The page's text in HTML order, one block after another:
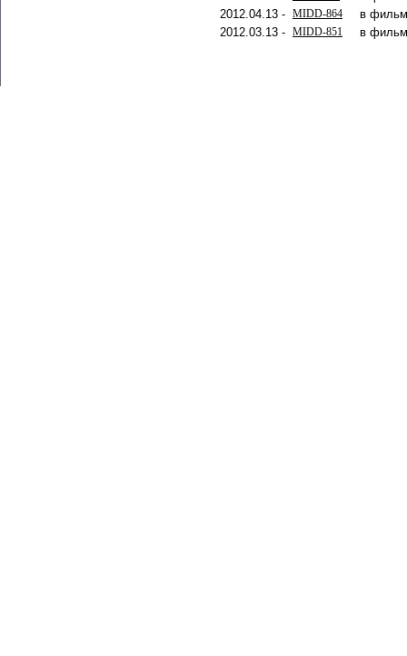
2012.04.13 - MIDD-864
в
2012.03.13 - MIDD-851 в